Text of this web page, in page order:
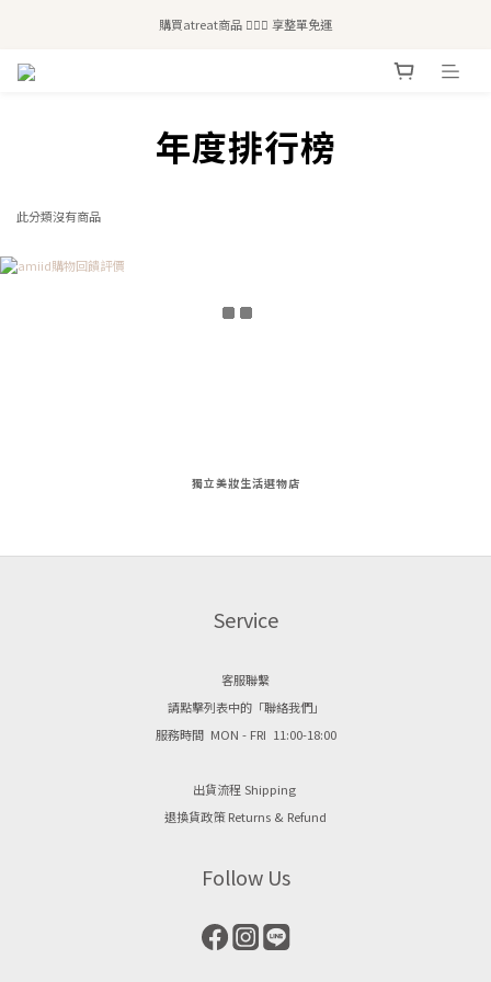
全站滿$2,500免運｜6/30前 含新品滿$1,300超取免運
購買atreat商品 💆🏻‍♀️ 享整單免運
prev
年度排行榜
此分類沒有商品
獨立美妝生活選物店
Service
客服聯繫
請點擊列表中的「聯絡我們」
服務時間 MON - FRI 11:00-18:00
出貨流程 Shipping
退換貨政策 Returns & Refund
Follow Us